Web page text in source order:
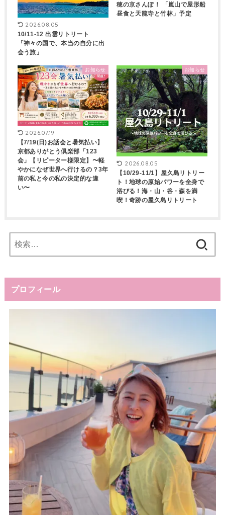
2026.08.05
10/11-12 出雲リトリート
「神々の国で、本当の自分に出
会う旅」
穂の京さんぽ！ 「嵐山で屋形船
昼食と天龍寺と竹林」予定
お知らせ
2026.07.19
【7/19(日)お話会と暑気払い】
京都ありがとう倶楽部「123
会」【リピーター様限定】〜軽
やかになぜ世界へ行けるの？3年
前の私と今の私の決定的な違
い〜
お知らせ
2026.08.05
【10/29-11/1】屋久島リトリー
ト！地球の原始パワーを全身で
浴びる！海・山・谷・森を満
喫！奇跡の屋久島リトリート
索:
プロフィール